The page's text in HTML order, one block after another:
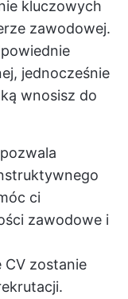
kluczowych
zawodowej.
jednocześnie
wnosisz do
ci
zawodowe i
zostanie